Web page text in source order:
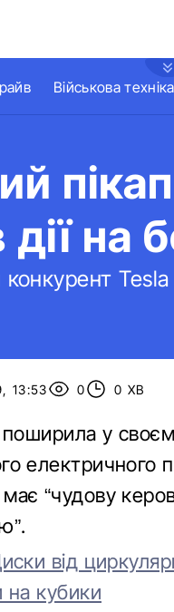
Військова техніка
на
конкурент
13:53 0 0 ХВ
у
електричного
“чудову
від
на кубики